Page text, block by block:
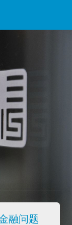
融问题